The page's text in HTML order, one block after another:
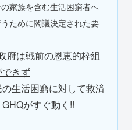
家族を含む生活困窮者へ
ために閣議決定された要
府は戦前の恩恵的枠組
きず
生活困窮に対して救済
がすぐ動く!!